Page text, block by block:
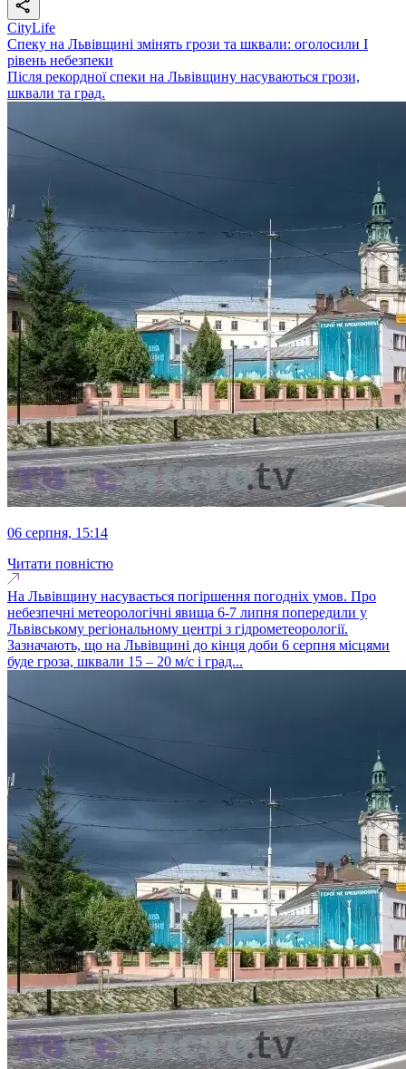
CityLife
Спеку на Львівщині змінять грози та шквали: оголосили І
рівень небезпеки
Після рекордної спеки на Львівщину насуваються грози,
шквали та град.
06 серпня, 15:14
Читати повністю
На Львівщину насувається погіршення погодніх умов. Про
небезпечні метеорологічні явища 6-7 липня попередили у
Львівському регіональному центрі з гідрометеорології.
Зазначають, що на Львівщині до кінця доби 6 серпня місцями
буде гроза, шквали 15 – 20 м/с і град...